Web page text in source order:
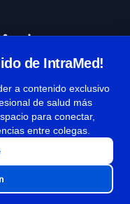
de IntraMed!
a contenido exclusivo
de salud más
para conectar,
entre colegas.
1997-2026